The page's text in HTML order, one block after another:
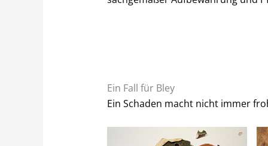
Ein Fall für Bley
Ein Schaden macht nicht immer